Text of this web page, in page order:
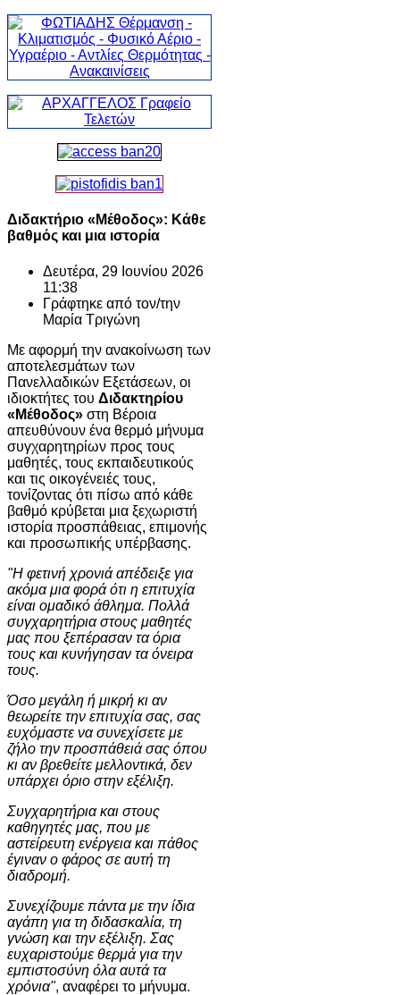
Διδακτήριο «Μέθοδος»: Κάθε
βαθμός και μια ιστορία
Δευτέρα, 29 Ιουνίου 2026
11:38
Γράφτηκε από τον/την
Μαρία Τριγώνη
Με αφορμή την ανακοίνωση των
αποτελεσμάτων των
Πανελλαδικών Εξετάσεων, οι
ιδιοκτήτες του Διδακτηρίου
«Μέθοδος» στη Βέροια
απευθύνουν ένα θερμό μήνυμα
συγχαρητηρίων προς τους
μαθητές, τους εκπαιδευτικούς
και τις οικογένειές τους,
τονίζοντας ότι πίσω από κάθε
βαθμό κρύβεται μια ξεχωριστή
ιστορία προσπάθειας, επιμονής
και προσωπικής υπέρβασης.
​"Η φετινή χρονιά απέδειξε για
ακόμα μια φορά ότι η επιτυχία
είναι ομαδικό άθλημα. Πολλά
συγχαρητήρια στους μαθητές
μας που ξεπέρασαν τα όρια
τους και κυνήγησαν τα όνειρα
τους.
​Όσο μεγάλη ή μικρή κι αν
θεωρείτε την επιτυχία σας, σας
ευχόμαστε να συνεχίσετε με
ζήλο την προσπάθειά σας όπου
κι αν βρεθείτε μελλοντικά, δεν
υπάρχει όριο στην εξέλιξη.
​Συγχαρητήρια και στους
καθηγητές μας, που με
αστείρευτη ενέργεια και πάθος
έγιναν ο φάρος σε αυτή τη
διαδρομή.
​Συνεχίζουμε πάντα με την ίδια
αγάπη για τη διδασκαλία, τη
γνώση και την εξέλιξη. Σας
ευχαριστούμε θερμά για την
εμπιστοσύνη όλα αυτά τα
χρόνια", αναφέρει το μήνυμα.